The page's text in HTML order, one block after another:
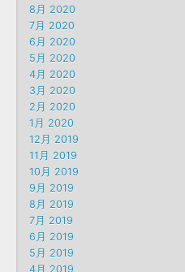
8月 2020
7月 2020
6月 2020
5月 2020
4月 2020
3月 2020
2月 2020
1月 2020
12月 2019
11月 2019
10月 2019
9月 2019
8月 2019
7月 2019
6月 2019
5月 2019
4月 2019